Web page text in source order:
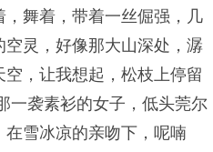
舞着，带着一丝倔强，几
灵，好像那大山深处，潺
，让我想起，松枝上停留
一袭素衫的女子，低头莞尔
雪冰凉的亲吻下，呢喃